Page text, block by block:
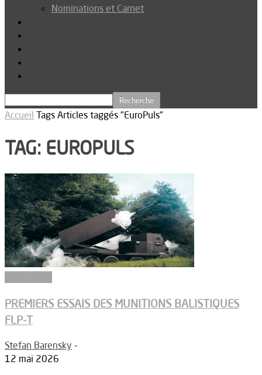
Nominations et Carnet
Accueil Tags Articles taggés "EuroPuls"
TAG: EUROPULS
PREMIERS ESSAIS DES MUNITIONS BALISTIQUES
FLP-T
Stefan Barensky -
12 mai 2026